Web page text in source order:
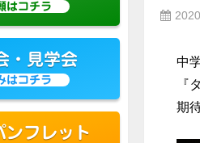
中
『
期
はコチラ
・見学会
はコチラ
ンフレット